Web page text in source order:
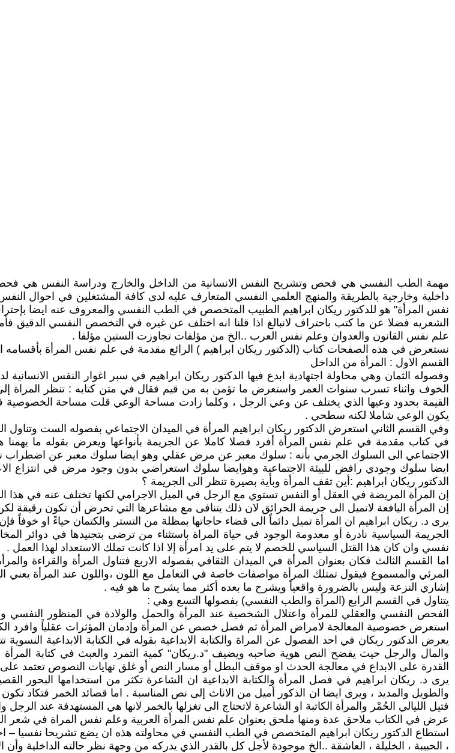
مهمة الطب النفسي هي فحص وتشريح النفس الانسانية من الداخل والخارج ودراسة النفس هي فحص
داخلية وخارجية بالطريقة والمنهج العلمي النفسي المتعارف عليه لدى كافة المشتغلين في احوال
نفس المرأة" هو للدكتور ريكان ابراهيم الطبيب المتخصص في الطب النفسي والمعروف عنه ايضا
الشعريه فضلا عن ما كتب باحتراف لانبالغ اذا قلنا انه اختلف عن غيره في التخصص النفسي الدقيق
علم نفس القانون والعدوان وعلم نفس العرب ..الخ من مؤلفات تجاوزت الستين مؤلفا .
نستعرض في هذه الصفحات كتاب (الدكتور ريكان ابراهيم ) الرائع مقدمة في علم نفس المرأة بأقسامه
القسم الاول : المرأة من الداخل
وفصوله الثمان وهي محاولة اجتهادية ابدع فيها الدكتور ريكان ابراهيم في سبر اغوار النفس الانسانية
الخوف واثناء تسرب سنوات العمر واستعرض ما تؤمن به من قيم فقال في متن كتابه : تنظر
القيمة بحدود وعيها الذي يختلف عن وعي الرجل ، وكلما زادت مساحة الوعي قلت مساحة الخصوصية
يكون الوعي شاملا لكنه سطحي .
وفي القسم الثاني استعرض الدكتور ريكان ابراهيم المرأة في الميدان الاجتماعي بفصوله الست وتناول
في كتاب مقدمة في علم نفس المرأة أفرد فصلا كاملا عن الجريمة بأنواعها ويعرض بقوله ما
الاجتماعي الى السلوك الجرمي بأنه : سلوك معبر عن مرض عقلي وهو ايضا سلوك معبر عن اضطراب
ايضا سلوك وجودي رافض للبيئة الاجتماعية وهوايضا سلوك استعراضي بدون وجود مرض في انتزاع
الدكتور ريكان ابراهيم :أين تقف المرأة وبأية بصيرة تنظر الى الجريمة ؟
إن المرأة المريضة في العقل أو النفس تستوي مع الرجل في الميل الاجرامي لكنها تختلف عنه في هذا
إن المرأة اليافعة لاتميل الى جريمة الحرائق لان ذلك يتنافى مع مشاعرها التي تحرض أن تكون
يرى د. ريكان ابراهيم ان المرأة تميل دائماً الى قضاء حاجاتها بمظلة من التستر والكتمان حياءً او خوفاً
الجريمة السياسية نادرة أو معدومة الوجود في حياة المراة باستثناء من ترضى بتجنيدها في
نفسي وان كان هذا القتل السياسي للخصم لا يتم على يد امرأة إلا اذا كانت تملك الاستعداد لهذا العمل .
اما القسم الثالث فكان بعنوان المرأة في الميدان الثقافي بفصوله الاربع فتناول المرأة والقراءة
المرئي والمسموع فيقول تمتلك المرأة مواصفات خاصة في التعامل مع اللون ،واللون عند المرأة
إشاري النزعة وليس بالضرورة واقعياً ويشرح ما بعده أكثر مما يشرح ما هو فيه .
يتناول في القسم الرابع (المرأة والطب النفسي) بفصولها التسع وهي :
الفحص النفسي والعقلي للمرأة واعتلال الشخصية عند المرأة والحمل والولادة في المنظور
استعرض خصوصية المعالجة لامراض المرأة ثم فصل خصص عن المرأة وإدمان المؤثرات عقلياً وافرد
يعرض الدكتور ريكان في احد الفصول عن المراة والكتابة الابداعية بقوله في الكتابة الابداعية
والمال والرجل حيث يفضح النص هوية صاحبه ويضيف "د.ريكان" كمية التمرد والعبث في كتابة
القدرة على الابداع في معالجة الحدث او موقف البطل أو مسار النص أو غلق نهايات النصوص تعتمد
يرى د. ريكان ابراهيم في فصل المرأة والكتابة الابداعية ان الشاعرة تكثر من استخدامها البحور
والطويل والمديد ، ويرى ايضا ان الذكور أميل من الاناث إلى نص المناسبة . اما قصائد الخمر فتكاد
فتيل الليالي الحُمْر والمرأة الكاتبة او الشاعرة لاتحتاج الى تغزلها بالخمر لانها هي المستهدفة عند
عرض في الكتاب ملاحق عدة ومنها ملحق بعنوان علم نفس المرأة العربية وعلم نفس المراة في شعر
استطاع الدكتور ريكان ابراهيم المتخصص في الطب النفسي في محاولته هذه ان يضع تشريحا نفسيا –
، الحبيبة ، الخليلة ، العاشقة ..الخ موجودة لأجل كل بالقدر الذي يدركه من وجهة نظر حالته الداخلية وأن